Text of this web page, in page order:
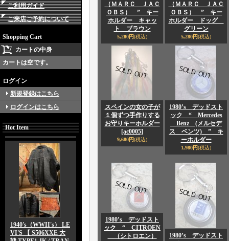
ご利用ガイド
ご来店ご予約について
Shopping Cart
カートの中身
カートは空です。
ログイン
新規登録はこちら
ログインはこちら
Hot Item
1940's（WWII's） LE
VI'S 【 S506XXE 大
（ＭＡＲＣ ＪＡＣ
ＯＢＳ） ” キー
ホルダー キャッ
ト ブラウン
5,280円(税込)
（ＭＡＲＣ ＪＡＣ
ＯＢＳ） ” キー
ホルダー ドッグ
グリーン
5,280円(税込)
スペインの女の子が
１個ずつ手作りする
お守りキーホルダー
[ac0005]
9,680円(税込)
1980’s デッドスト
ック “ Mercedes
Benz (メルセデ
ス ベンツ) ” キ
ーホルダー
1,980円(税込)
1980’s デッドスト
ック “ CITROEN
（シトロエン）
1980’s デッドスト